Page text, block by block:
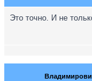
Это точно. И не